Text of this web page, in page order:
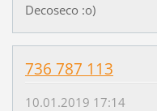
Decoseco :o)
736 787 113
10.01.2019 17:14